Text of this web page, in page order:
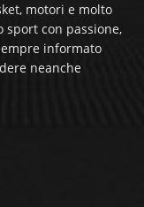
motori e molto
sport con passione,
informato
neanche